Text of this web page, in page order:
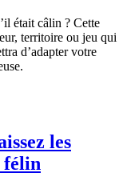
était câlin ? Cette
territoire ou jeu qui
d’adapter votre
les
félin